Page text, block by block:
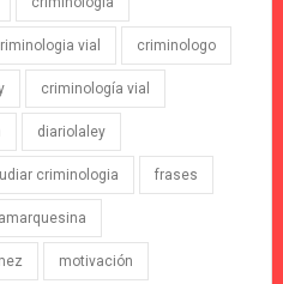
vial criminologo
criminología vial
diariolaley
criminologia frases
lamarquesina
motivación